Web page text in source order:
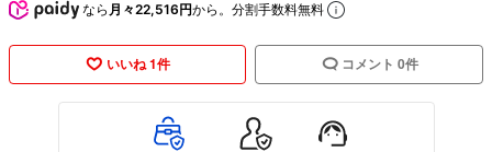
なら 月々22,516円から。分割手数料無料
いいね 1件 コメント 0件